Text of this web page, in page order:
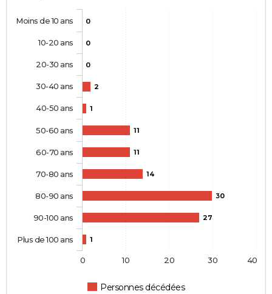
0
0
0
2
1
11
11
14
30
27
1
Personnes décédées
Moins de 10 ans
10-20 ans
20-30 ans
30-40 ans
40-50 ans
50-60 ans
60-70 ans
70-80 ans
80-90 ans
90-100 ans
Plus de 100 ans
0 10 20 30 40